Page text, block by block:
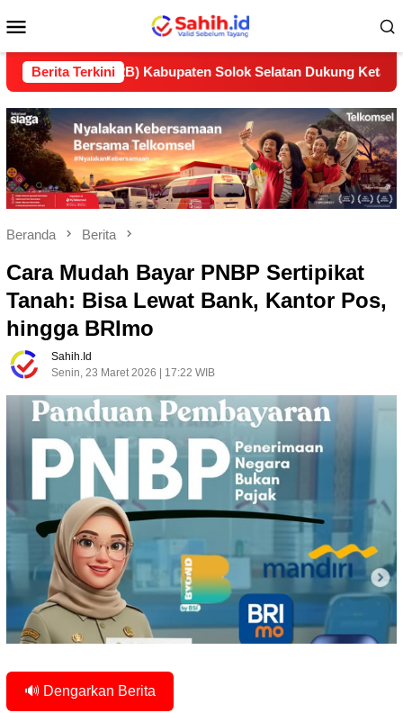
ke
Mobile
Berita Terkini
(LP2B) Kabupaten Solok Selatan Dukung Ketahanan Pangan
Beranda Berita
Cara Mudah Bayar PNBP Sertipikat
Tanah: Bisa Lewat Bank, Kantor Pos,
hingga BRImo
Sahih.id
Senin, 23 Maret 2026 | 17:22 WIB
🔊 Dengarkan Berita